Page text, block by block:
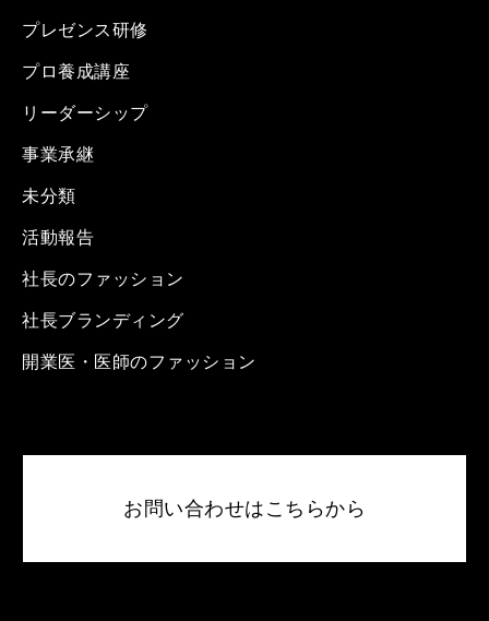
プレゼンス研修
プロ養成講座
リーダーシップ
事業承継
未分類
活動報告
社長のファッション
社長ブランディング
開業医・医師のファッション
お問い合わせはこちらから